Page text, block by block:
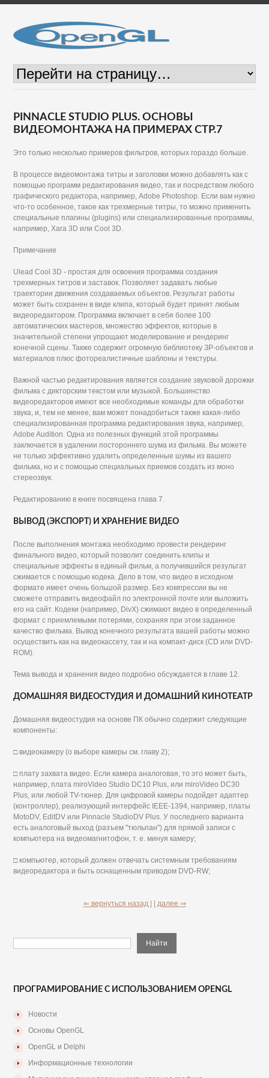
PINNACLE STUDIO PLUS. ОСНОВЫ
ВИДЕОМОНТАЖА НА ПРИМЕРАХ СТР.7
Это только несколько примеров фильтров, которых гораздо больше.
В процессе видеомонтажа титры и заголовки можно добавлять как с
помощью программ редактирования видео, так и посредством любого
графического редактора, например, Adobe Photoshop. Если вам нужно
что-то особенное, такое как трехмерные титры, то можно применить
специальные плагины (plugins) или специализированные программы,
например, Xara 3D или Cool 3D.
Примечание
Ulead Cool 3D - простая для освоения программа создания
трехмерных титров и заставок. Позволяет задавать любые
траектории движения создаваемых объектов. Результат работы
может быть сохранен в виде клипа, который будет принят любым
видеоредактором. Программа включает в себя более 100
автоматических мастеров, множество эффектов, которые в
значительной степени упрощают моделирование и рендеринг
конечной сцены. Также содержит огромную библиотеку ЗР-объектов и
материалов плюс фотореалистичные шаблоны и текстуры.
Важной частью редактирования является создание звуковой дорожки
фильма с дикторским текстом или музыкой. Большинство
видеоредакторов имеют все необходимые команды для обработки
звука, и, тем не менее, вам может понадобиться также какая-либо
специализированная программа редактирования звука, например,
Adobe Audition. Одна из полезных функций этой программы
заключается в удалении постороннего шума из фильма. Вы можете
не только эффективно удалить определенные шумы из вашего
фильма, но и с помощью специальных приемов создать из моно
стереозвук.
Редактированию в книге посвящена глава 7.
ВЫВОД (ЭКСПОРТ) И ХРАНЕНИЕ ВИДЕО
После выполнения монтажа необходимо провести рендеринг
финального видео, который позволит соединить клипы и
специальные эффекты в единый фильм, а получившийся результат
сжимается с помощью кодека. Дело в том, что видео в исходном
формате имеет очень большой размер. Без компрессии вы не
сможете отправить видеофайл по электронной почте или выложить
его на сайт. Кодеки (например, DivX) сжимают видео в определенный
формат с приемлемыми потерями, сохраняя при этом заданное
качество фильма. Вывод конечного результата вашей работы можно
осуществить как на видеокассету, так и на компакт-диск (CD или DVD-
ROM).
Тема вывода и хранения видео подробно обсуждается в главе 12.
ДОМАШНЯЯ ВИДЕОСТУДИЯ И ДОМАШНИЙ КИНОТЕАТР
Домашняя видеостудия на основе ПК обычно содержит следующие
компоненты:
□ видеокамеру (о выборе камеры см. главу 2);
□ плату захвата видео. Если камера аналоговая, то это может быть,
например, плата miroVideo Studio DC10 Plus, или miroVideo DC30
Plus, или любой TV-тюнер. Для цифровой камеры подойдет адаптер
(контроллер), реализующий интерфейс IEEE-1394, например, платы
MotoDV, EditDV или Pinnacle StudioDV Plus. У последнего варианта
есть аналоговый выход (разъем "тюльпан") для прямой записи с
компьютера на видеомагнитофон, т. е. минуя камеру;
□ компьютер, который должен отвечать системным требованиям
видеоредактора и быть оснащенным приводом DVD-RW;
⇐ вернуться назад | | далее ⇒
ПРОГРАМИРОВАНИЕ С ИСПОЛЬЗОВАНИЕМ OPENGL
Новости
Основы OpenGL
OpenGL и Delphi
Информационные технологии